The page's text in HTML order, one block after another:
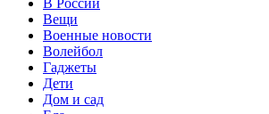
Вещи
Военные новости
Волейбол
Гаджеты
Дети
Дом и сад